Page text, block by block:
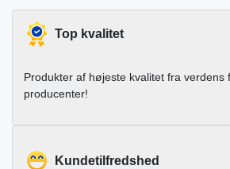
Top kvalitet
Produkter af højeste kvalitet fra verdens
producenter!
Kundetilfredshed